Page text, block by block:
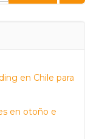
en Chile para
en otoño e